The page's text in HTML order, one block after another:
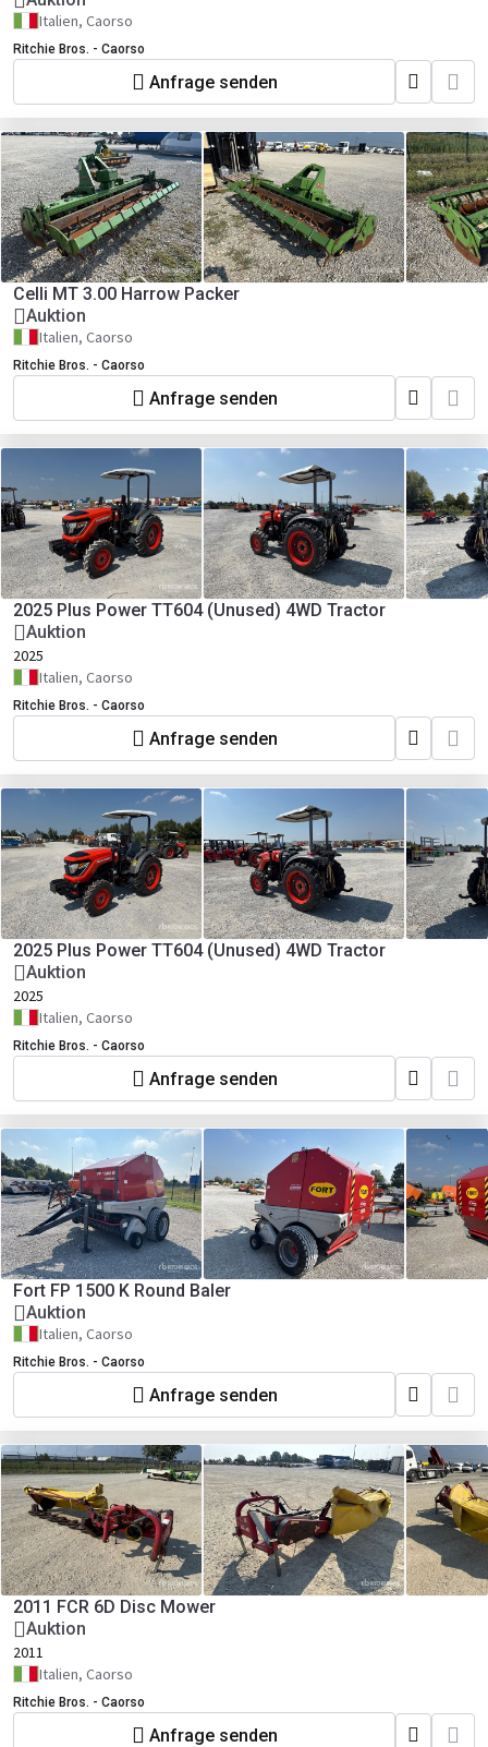
Italien, Caorso
Ritchie Bros. - Caorso
Anfrage senden
Celli MT 3.00 Harrow Packer
Auktion
Italien, Caorso
Ritchie Bros. - Caorso
Anfrage senden
2025 Plus Power TT604 (Unused) 4WD Tractor
Auktion
2025
Italien, Caorso
Ritchie Bros. - Caorso
Anfrage senden
2025 Plus Power TT604 (Unused) 4WD Tractor
Auktion
2025
Italien, Caorso
Ritchie Bros. - Caorso
Anfrage senden
Fort FP 1500 K Round Baler
Auktion
Italien, Caorso
Ritchie Bros. - Caorso
Anfrage senden
2011 FCR 6D Disc Mower
Auktion
2011
Italien, Caorso
Ritchie Bros. - Caorso
Anfrage senden